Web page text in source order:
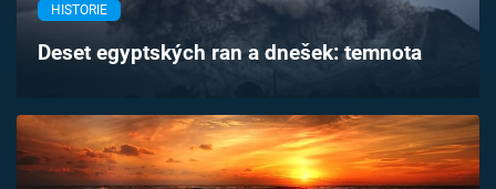
Sledujte prima+
Sledujte nás
HISTORIE
Deset egyptských ran a dnešek: temnota